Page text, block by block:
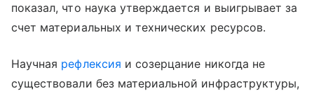
показал, что наука утверждается и выигрывает за
счет материальных и технических ресурсов.
Научная рефлексия и созерцание никогда не
существовали без материальной инфраструктуры,